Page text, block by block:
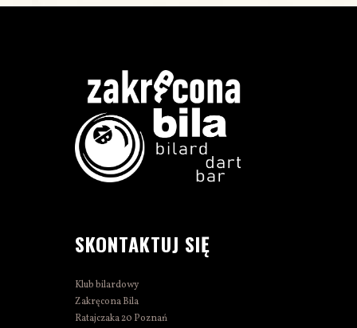
SKONTAKTUJ SIĘ
Klub bilardowy
Zakręcona Bila
Ratajczaka 20 Poznań